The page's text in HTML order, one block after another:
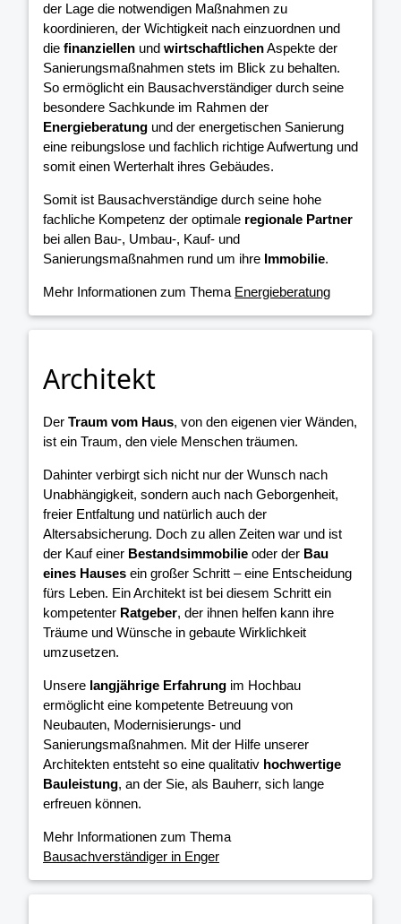
der Lage die notwendigen Maßnahmen zu
koordinieren, der Wichtigkeit nach einzuordnen und
die finanziellen und wirtschaftlichenAspekte der
Sanierungsmaßnahmen stets im Blick zu behalten.
So ermöglicht ein Bausachverständiger durch seine
besondere Sachkunde im Rahmen der
Energieberatung und der energetischen Sanierung
eine reibungslose und fachlich richtige Aufwertung und
somit einen Werterhalt ihres Gebäudes.
Somit ist Bausachverständige durch seine hohe
fachliche Kompetenz der optimale regionale Partner
bei allen Bau-, Umbau-, Kauf- und
Sanierungsmaßnahmen rund um ihre Immobilie.
Mehr Informationen zum Thema Energieberatung
Architekt
Der Traum vom Haus, von den eigenen vier Wänden,
ist ein Traum, den viele Menschen träumen.
Dahinter verbirgt sich nicht nur der Wunsch nach
Unabhängigkeit, sondern auch nach Geborgenheit,
freier Entfaltung und natürlich auch der
Altersabsicherung. Doch zu allen Zeiten war und ist
der Kauf einer Bestandsimmobilie oder der Bau
eines Hauses ein großer Schritt – eine Entscheidung
fürs Leben. Ein Architekt ist bei diesem Schritt ein
kompetenter Ratgeber, der ihnen helfen kann ihre
Träume und Wünsche in gebaute Wirklichkeit
umzusetzen.
Unsere langjährige Erfahrung im Hochbau
ermöglicht eine kompetente Betreuung von
Neubauten, Modernisierungs- und
Sanierungsmaßnahmen. Mit der Hilfe unserer
Architekten entsteht so eine qualitativ hochwertige
Bauleistung, an der Sie, als Bauherr, sich lange
erfreuen können.
Mehr Informationen zum Thema
Bausachverständiger in Enger